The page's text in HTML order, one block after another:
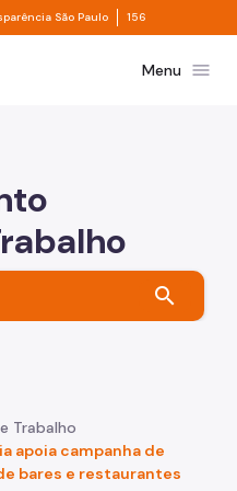
de acesso à informação
São Paulo Divisor de
156
PauloMenu menu
search
Trabalho
apoia campanha de
bares e restaurantes